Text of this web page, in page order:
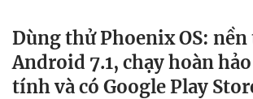
Dùng thử Phoenix OS: nền
Android 7.1, chạy hoàn
tính và có Google Play